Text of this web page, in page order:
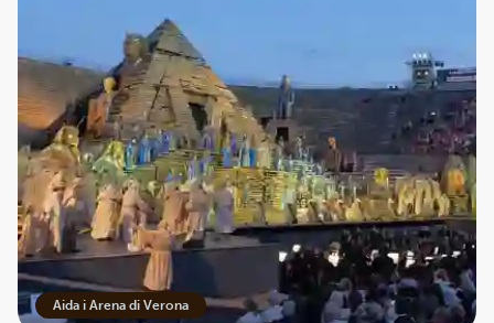
Aida i Arena di Verona